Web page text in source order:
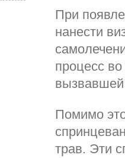
При
нанести
процесс
Помимо
трав. Эти